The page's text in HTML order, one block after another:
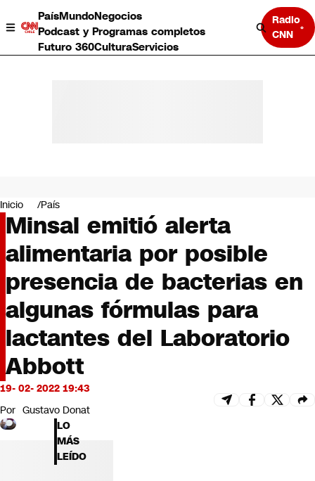
PaísMundoNegocios
Podcast y Programas completos
Futuro 360CulturaServicios
Radio
CNN
Negocios
Deportes
Programas completos
Cultura
Servicios
Bits
CNN tiempo
Futuro 360
Opinión
Inicio País
Minsal emitió alerta
alimentaria por posible
presencia de bacterias en
algunas fórmulas para
lactantes del Laboratorio
Abbott
19- 02- 2022 19:43
Por Gustavo Donat
LO
MÁS
LEÍDO